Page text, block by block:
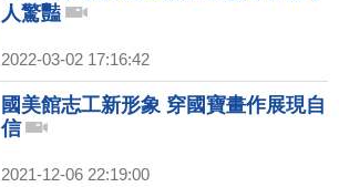
人驚豔
2022-03-02 17:16:42
國美館志工新形象 穿國寶畫作展現自
信
2021-12-06 22:19:00